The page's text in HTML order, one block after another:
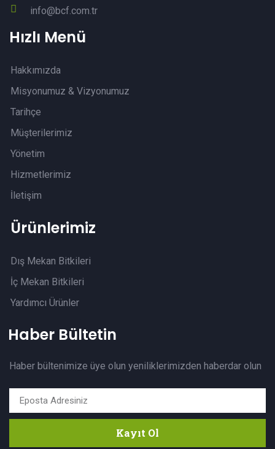
info@bcf.com.tr
Hızlı Menü
Hakkımızda
Misyonumuz & Vizyonumuz
Tarihçe
Müşterilerimiz
Yönetim
Hizmetlerimiz
İletişim
Ürünlerimiz
Dış Mekan Bitkileri
İç Mekan Bitkileri
Yardımcı Ürünler
Haber Bültetin
Haber bültenimize üye olun yeniliklerimizden haberdar olun
Kayıt Ol